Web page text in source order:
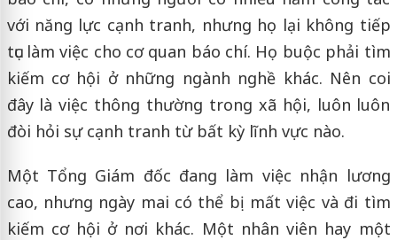
với năng lực cạnh tranh, nhưng họ lại không tiếp
tục làm việc cho cơ quan báo chí. Họ buộc phải tìm
kiếm cơ hội ở những ngành nghề khác. Nên coi
đây là việc thông thường trong xã hội, luôn luôn
đòi hỏi sự cạnh tranh từ bất kỳ lĩnh vực nào.
Một Tổng Giám đốc đang làm việc nhận lương
cao, nhưng ngày mai có thể bị mất việc và đi tìm
kiếm cơ hội ở nơi khác. Một nhân viên hay một